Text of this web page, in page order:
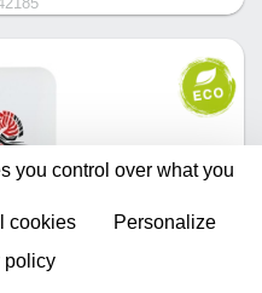
you control over what you
cookies
Personalize
policy